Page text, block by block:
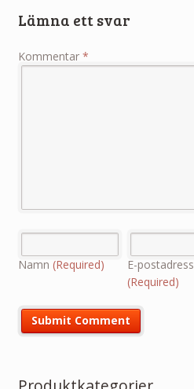
Lämna ett svar
Kommentar *
Namn (Required)
E-postadress
(Required)